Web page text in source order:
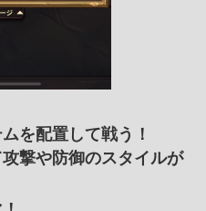
を配置して戦う！
撃や防御のスタイルが